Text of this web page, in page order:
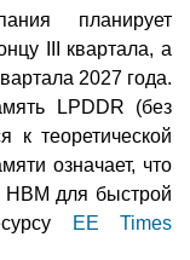
планирует
III квартала, а
2027 года.
LPDDR (без
к теоретической
означает, что
для быстрой
EE Times